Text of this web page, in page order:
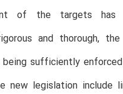
of the targets has
and thorough,
sufficiently
new legislation include